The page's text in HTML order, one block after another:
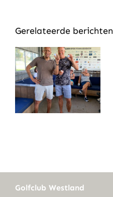
Gerelateerde berichten
Golfclub Westland